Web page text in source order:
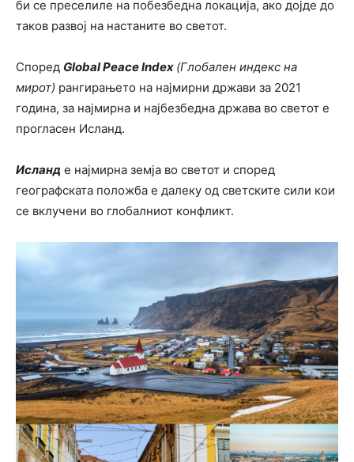
би се преселиле на побезбедна локација, ако дојде до
таков развој на настаните во светот.
Според Global Peace Index (Глобален индекс на
мирот) рангирањето на најмирни држави за 2021
година, за најмирна и најбезбедна држава во светот е
прогласен Исланд.
Исланд е најмирна земја во светот и според
географската положба е далеку од светските сили кои
се вклучени во глобалниот конфликт.